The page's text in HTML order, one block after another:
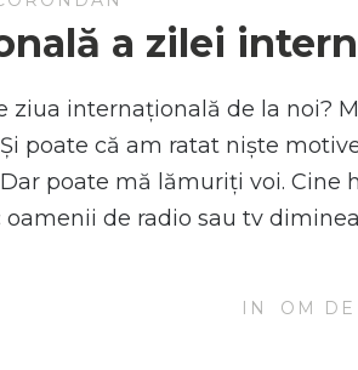
a zilei
ziua internațională de la noi?
poate că am ratat niște
poate mă lămuriți voi. Cine
de radio sau tv
IN OM